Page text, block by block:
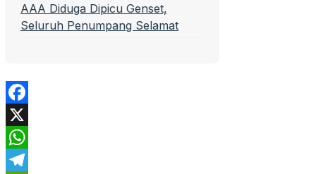
AAA Diduga Dipicu Genset,
Seluruh Penumpang Selamat
Facebook
X
WhatsApp